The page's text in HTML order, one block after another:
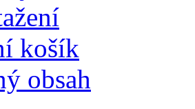
košík
obsah